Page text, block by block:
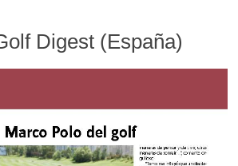
Digest (España)